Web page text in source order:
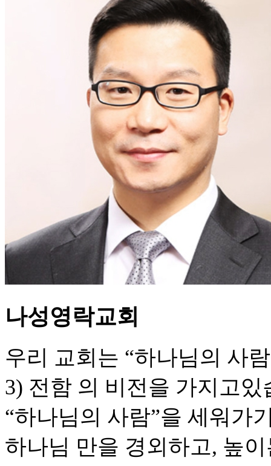
나성영락교회
우리 교회는 “하나님의 사
3) 전함 의 비전을 가지고있
“하나님의 사람”을 세워가
하나님 만을 경외하고, 높